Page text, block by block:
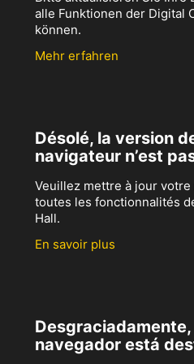
alle Funktionen der Digital
können.
Mehr erfahren
Désolé, la version
navigateur n’est
Veuillez mettre à jour
toutes les fonctionnalités
Hall.
En savoir plus
navegador está